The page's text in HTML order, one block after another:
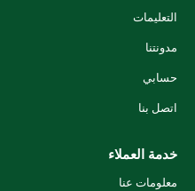
التعليمات
مدونتنا
حسابي
اتصل بنا
خدمة العملاء
معلومات عنا